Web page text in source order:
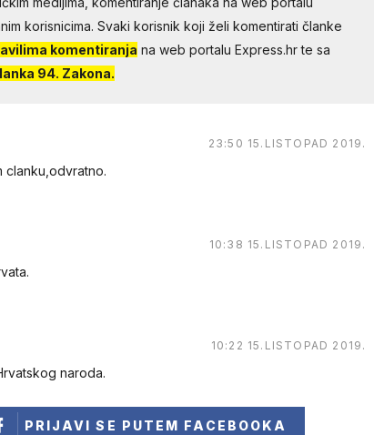
korisnicima. Svaki korisnik koji želi komentirati članke
komentiranja na web portalu Express.hr te sa
94. Zakona.
23:50 15.LISTOPAD 2019.
clanku,odvratno.
10:38 15.LISTOPAD 2019.
10:22 15.LISTOPAD 2019.
naroda.
PRIJAVI SE PUTEM FACEBOOKA